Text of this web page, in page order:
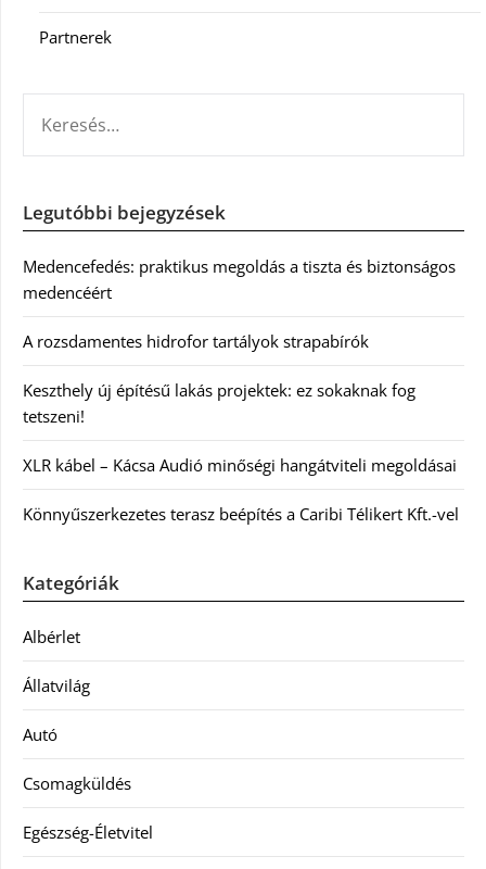
Partnerek
Legutóbbi bejegyzések
Medencefedés: praktikus megoldás a tiszta és biztonságos
medencéért
A rozsdamentes hidrofor tartályok strapabírók
Keszthely új építésű lakás projektek: ez sokaknak fog
tetszeni!
XLR kábel – Kácsa Audió minőségi hangátviteli megoldásai
Könnyűszerkezetes terasz beépítés a Caribi Télikert Kft.-vel
Kategóriák
Albérlet
Állatvilág
Autó
Csomagküldés
Egészség-Életvitel